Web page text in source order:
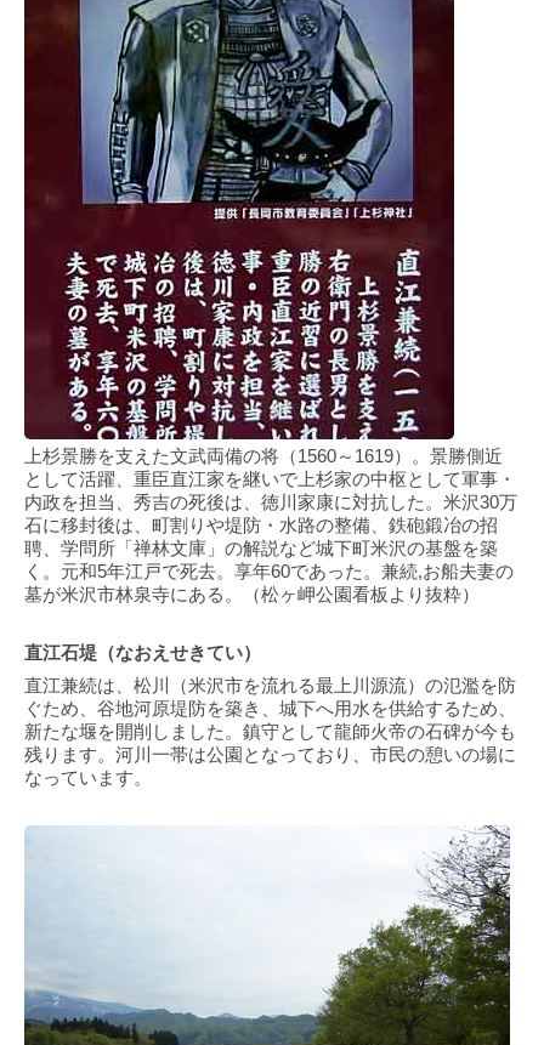
上杉景勝を支えた文武両備の将（1560～1619）。景勝側近
として活躍、重臣直江家を継いで上杉家の中枢として軍事・
内政を担当、秀吉の死後は、徳川家康に対抗した。米沢30万
石に移封後は、町割りや堤防・水路の整備、鉄砲鍛冶の招
聘、学問所「禅林文庫」の解説など城下町米沢の基盤を築
く。元和5年江戸で死去。享年60であった。兼続,お船夫妻の
墓が米沢市林泉寺にある。（松ヶ岬公園看板より抜粋）
直江石堤（なおえせきてい）
直江兼続は、松川（米沢市を流れる最上川源流）の氾濫を防
ぐため、谷地河原堤防を築き、城下へ用水を供給するため、
新たな堰を開削しました。鎮守として龍師火帝の石碑が今も
残ります。河川一帯は公園となっており、市民の憩いの場に
なっています。